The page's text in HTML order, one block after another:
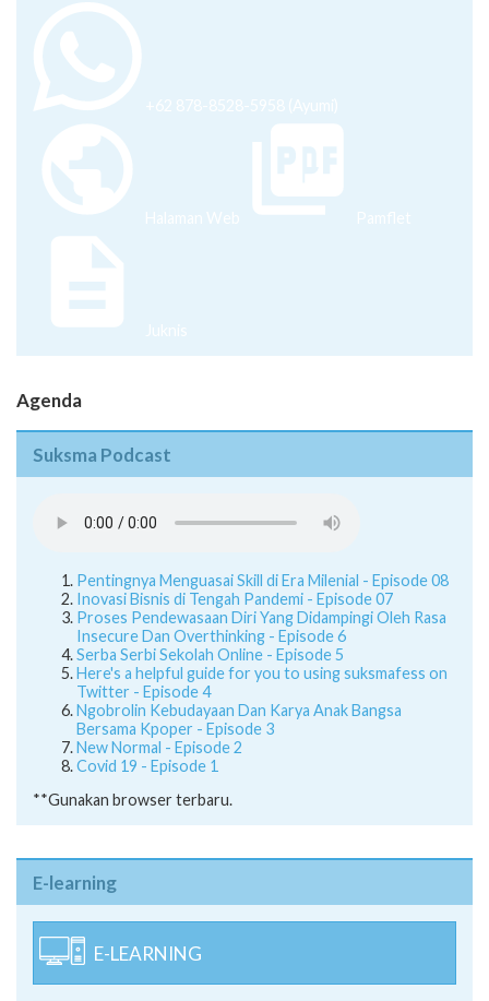
+62 878-8528-5958 (Ayumi)
Halaman Web Pamflet
Juknis
Agenda
Suksma Podcast
Pentingnya Menguasai Skill di Era Milenial - Episode 08
Inovasi Bisnis di Tengah Pandemi - Episode 07
Proses Pendewasaan Diri Yang Didampingi Oleh Rasa
Insecure Dan Overthinking - Episode 6
Serba Serbi Sekolah Online - Episode 5
Here's a helpful guide for you to using suksmafess on
Twitter - Episode 4
Ngobrolin Kebudayaan Dan Karya Anak Bangsa
Bersama Kpoper - Episode 3
New Normal - Episode 2
Covid 19 - Episode 1
**Gunakan browser terbaru.
E-learning
E-LEARNING